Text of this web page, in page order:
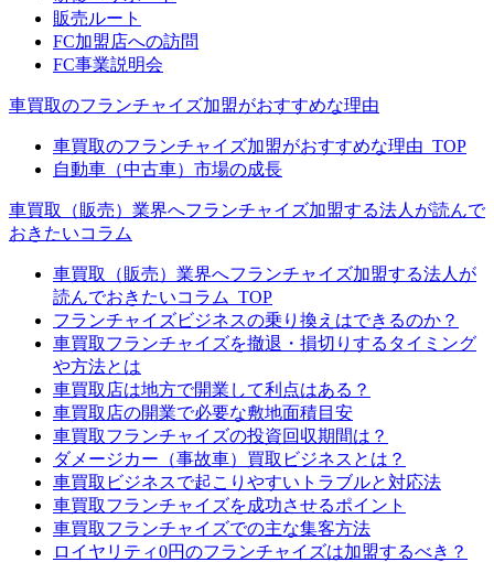
販売ルート
FC加盟店への訪問
FC事業説明会
車買取のフランチャイズ加盟がおすすめな理由
車買取のフランチャイズ加盟がおすすめな理由_TOP
自動車（中古車）市場の成長
車買取（販売）業界へフランチャイズ加盟する法人が読んで
おきたいコラム
車買取（販売）業界へフランチャイズ加盟する法人が
読んでおきたいコラム_TOP
フランチャイズビジネスの乗り換えはできるのか？
車買取フランチャイズを撤退・損切りするタイミング
や方法とは
車買取店は地方で開業して利点はある？
車買取店の開業で必要な敷地面積目安
車買取フランチャイズの投資回収期間は？
ダメージカー（事故車）買取ビジネスとは？
車買取ビジネスで起こりやすいトラブルと対応法
車買取フランチャイズを成功させるポイント
車買取フランチャイズでの主な集客方法
ロイヤリティ0円のフランチャイズは加盟するべき？